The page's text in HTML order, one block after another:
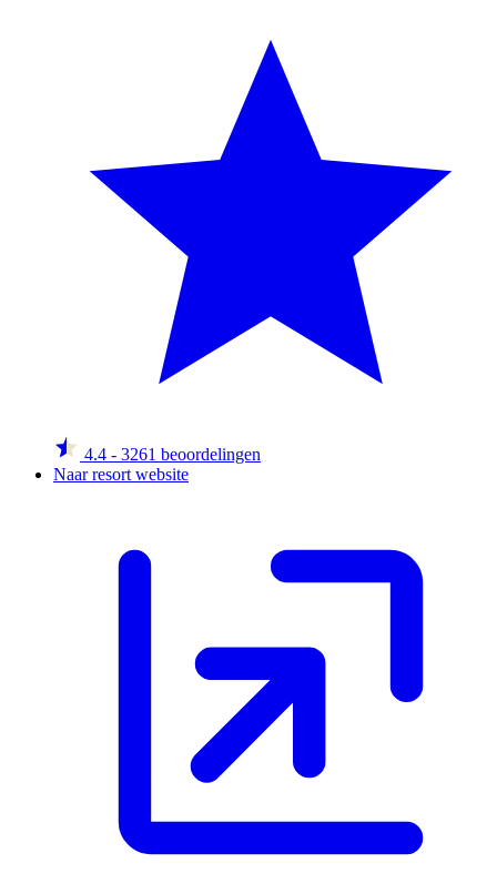
4.4 - 3261 beoordelingen
Naar resort website